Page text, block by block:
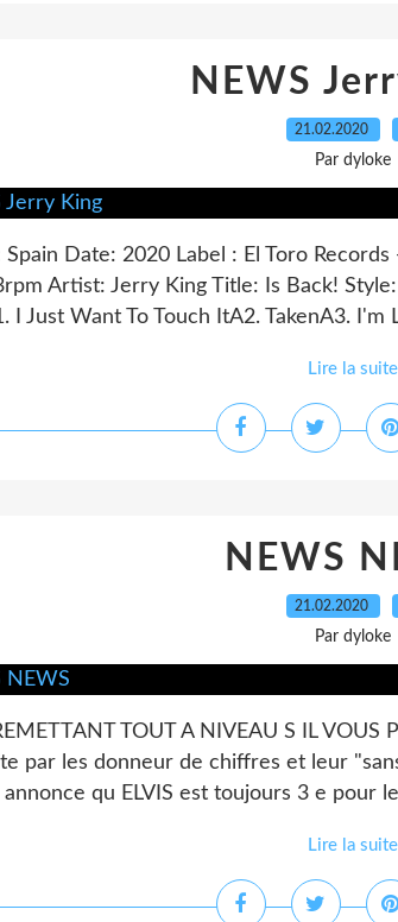
NEWS
21.02.2020
Par dyloke
Date: 2020 Label : El Toro
Artist: Jerry King Title: Is Back!
I Just Want To Touch ItA2. TakenA3. I'm
Lire la suite
NEWS
21.02.2020
Par dyloke
TOUT A NIVEAU S IL
par les donneur de chiffres et leur
qu ELVIS est toujours 3 e pour
Lire la suite